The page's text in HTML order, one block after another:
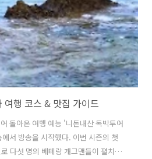
여행 코스 & 맛집 가이드
돌아온 여행 예능 '니돈내산 독박투어
서 방송을 시작했다. 이번 시즌의 첫
다섯 명의 베테랑 개그맨들이 펼치는